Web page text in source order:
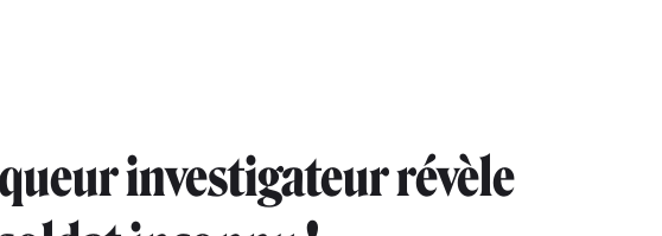
investigateur révèle